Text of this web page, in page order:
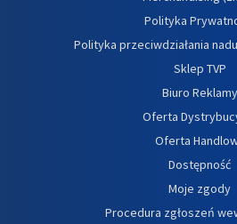
Polityka
Polityka przeciwdziałania
Sklep TVP
Biuro Reklamy
Oferta
Oferta
Dostępność
Moje zgody
Procedura zgłoszeń